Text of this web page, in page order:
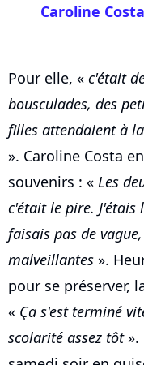
Caroline Costa
Pour elle, « c'était
bousculades, des
filles attendaient à
». Caroline Costa
souvenirs : « Les
c'était le pire. J'étais
faisais pas de
malveillantes ».
pour se préserver,
« Ça s'est terminé
scolarité assez tôt».